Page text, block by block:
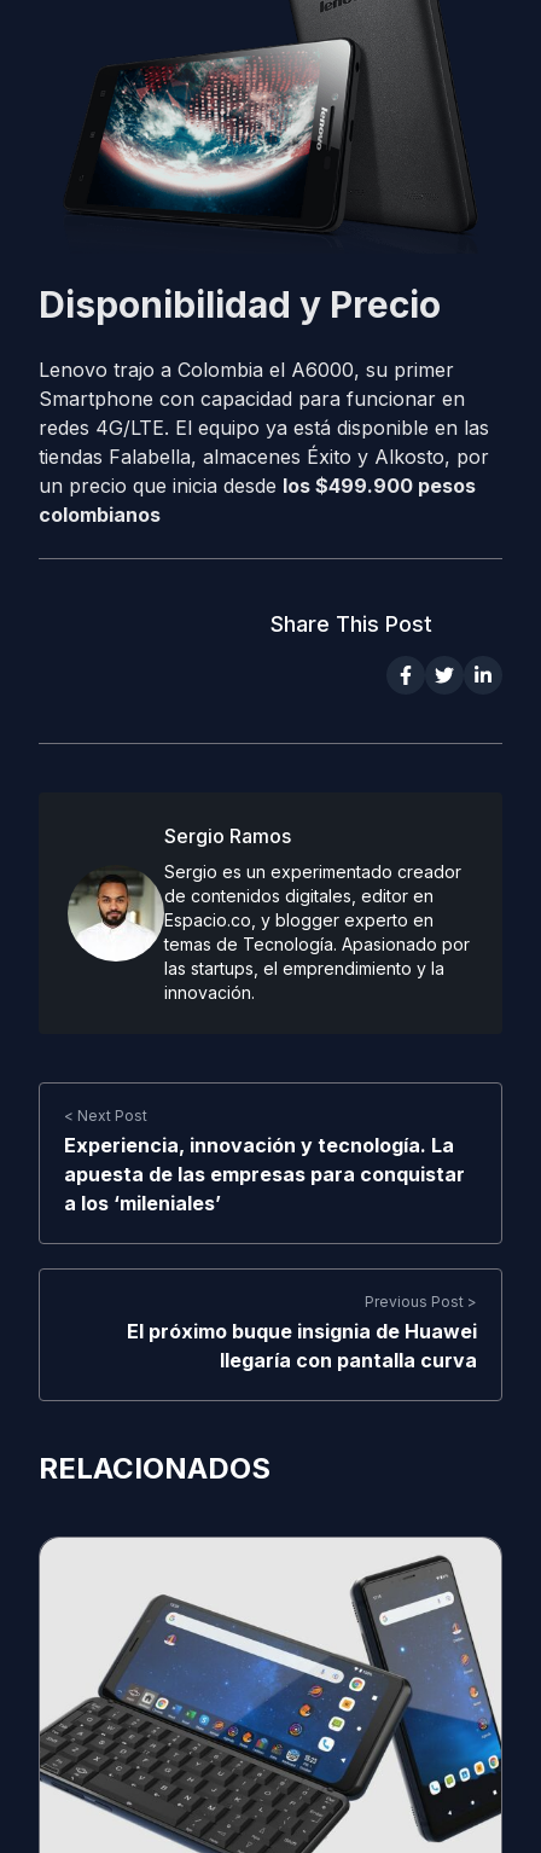
Disponibilidad y Precio
Lenovo trajo a Colombia el A6000, su primer
Smartphone con capacidad para funcionar en
redes 4G/LTE. El equipo ya está disponible en las
tiendas Falabella, almacenes Éxito y Alkosto, por
un precio que inicia desde los $499.900 pesos
colombianos
Share This Post
Sergio Ramos
Sergio es un experimentado creador
de contenidos digitales, editor en
Espacio.co, y blogger experto en
temas de Tecnología. Apasionado por
las startups, el emprendimiento y la
innovación.
< Next Post
Experiencia, innovación y tecnología. La
apuesta de las empresas para conquistar
a los ‘mileniales’
Previous Post >
El próximo buque insignia de Huawei
llegaría con pantalla curva
RELACIONADOS